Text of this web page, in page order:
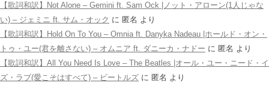
【歌詞和訳】Not Alone – Gemini ft. Sam Ock |ノット・アローン(1人じゃな
い) – ジェミニ ft. サム・オック に 匿名 より
【歌詞和訳】Hold On To You – Omnia ft. Danyka Nadeau |ホールド・オン・
トゥ・ユー(君を離さない) – オムニア ft. ダニーカ・ナドー に 匿名 より
【歌詞和訳】All You Need Is Love – The Beatles |オール・ユー・ニード・イ
ズ・ラブ(愛こそはすべて) – ビートルズ に 匿名 より